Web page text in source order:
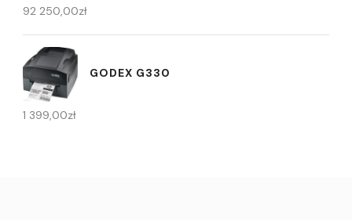
92 250,00zł
GODEX G330
1 399,00zł